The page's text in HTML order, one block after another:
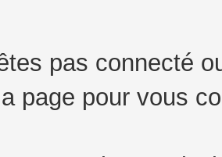
pas connecté
page pour vous